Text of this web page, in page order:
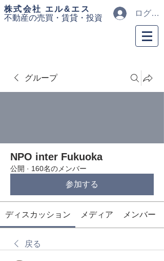
​株式会社 エル&エス
不動産の売買・ 賃貸・投資
ログイン
グループ
NPO inter Fukuoka
公開 · 160名のメンバー
参加する
ディスカッション メディア メンバー
戻る